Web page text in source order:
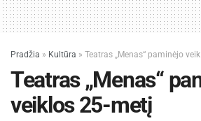
Pradžia » Kultūra » Teatras „Menas“ paminėjo
Teatras „Menas“
veiklos 25-metį